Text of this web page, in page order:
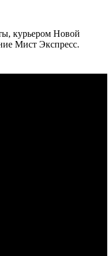
курьером Новой
Мист Экспресс.